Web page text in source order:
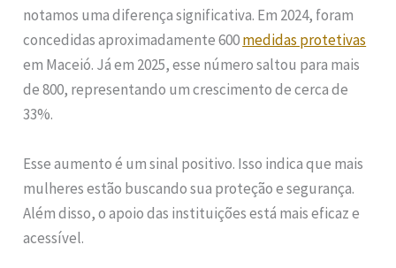
notamos uma diferença significativa. Em 2024, foram
concedidas aproximadamente 600medidas protetivas
em Maceió. Já em 2025, esse número saltou para mais
de 800, representando um crescimento de cerca de
33%.
Esse aumento é um sinal positivo. Isso indica que mais
mulheres estão buscando sua proteção e segurança.
Além disso, o apoio das instituições está mais eficaz e
acessível.